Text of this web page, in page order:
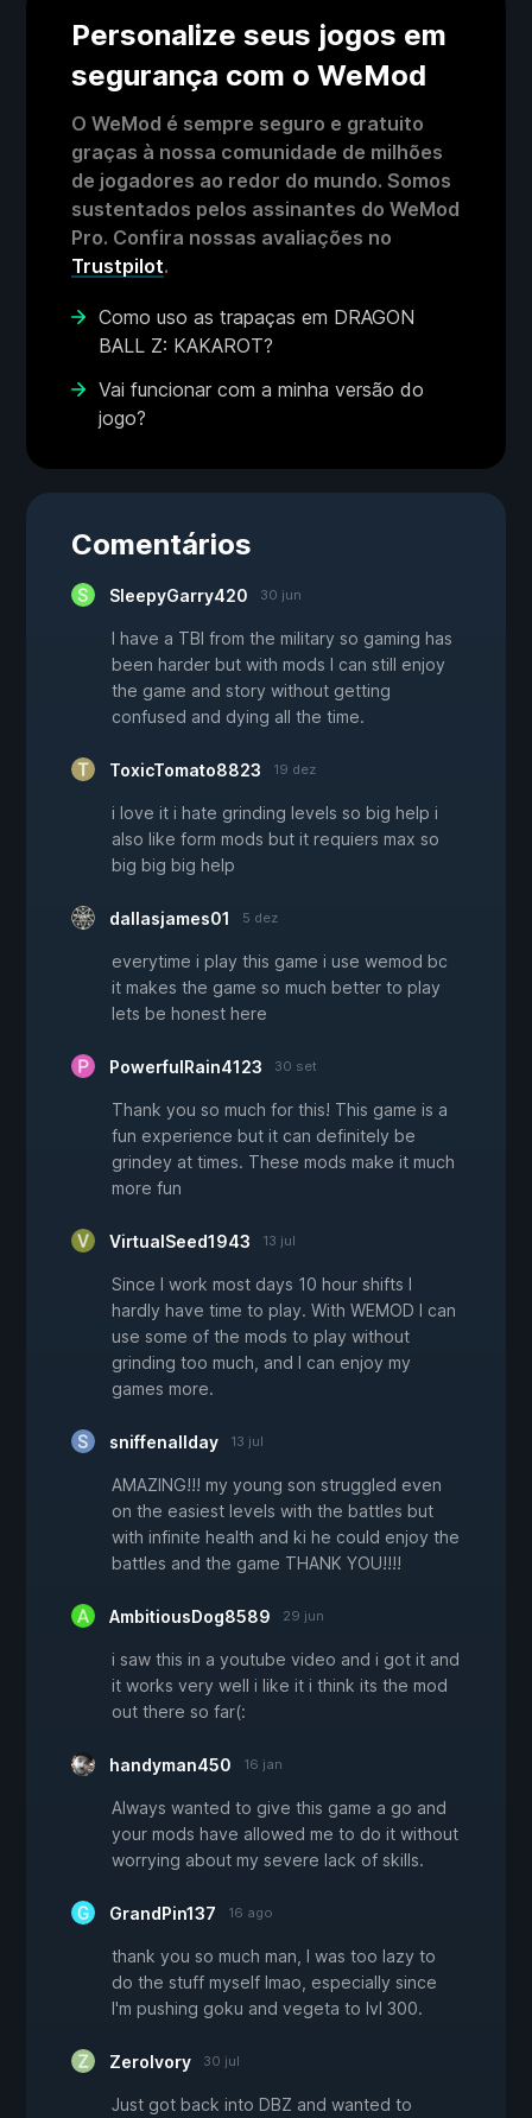
Personalize seus jogos em
segurança com o WeMod
O WeMod é sempre seguro e gratuito
graças à nossa comunidade de milhões
de jogadores ao redor do mundo. Somos
sustentados pelos assinantes do WeMod
Pro. Confira nossas avaliações no
Trustpilot.
Como uso as trapaças em DRAGON
BALL Z: KAKAROT?
Vai funcionar com a minha versão do
jogo?
Comentários
SleepyGarry420 30 jun
I have a TBI from the military so gaming has
been harder but with mods I can still enjoy
the game and story without getting
confused and dying all the time.
ToxicTomato8823 19 dez
i love it i hate grinding levels so big help i
also like form mods but it requiers max so
big big big help
dallasjames01 5 dez
everytime i play this game i use wemod bc
it makes the game so much better to play
lets be honest here
PowerfulRain4123 30 set
Thank you so much for this! This game is a
fun experience but it can definitely be
grindey at times. These mods make it much
more fun
VirtualSeed1943 13 jul
Since I work most days 10 hour shifts I
hardly have time to play. With WEMOD I can
use some of the mods to play without
grinding too much, and I can enjoy my
games more.
sniffenallday 13 jul
AMAZING!!! my young son struggled even
on the easiest levels with the battles but
with infinite health and ki he could enjoy the
battles and the game THANK YOU!!!!
AmbitiousDog8589 29 jun
i saw this in a youtube video and i got it and
it works very well i like it i think its the mod
out there so far(:
handyman450 16 jan
Always wanted to give this game a go and
your mods have allowed me to do it without
worrying about my severe lack of skills.
GrandPin137 16 ago
thank you so much man, I was too lazy to
do the stuff myself lmao, especially since
I'm pushing goku and vegeta to lvl 300.
ZeroIvory 30 jul
Just got back into DBZ and wanted to